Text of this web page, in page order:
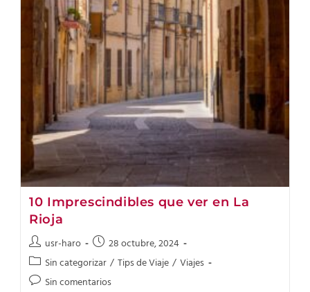
10 Imprescindibles que ver en La
Rioja
usr-haro
28 octubre, 2024
Sin categorizar / Tips de Viaje / Viajes
Sin comentarios